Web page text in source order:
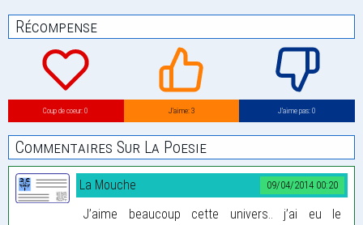
Récompense
Coup de coeur: 0 J’aime: 3 J’aime pas: 0
Commentaires Sur La Poesie
09/04/2014 00:20
La Mouche
J’aime beaucoup cette univers.. j’ai eu le